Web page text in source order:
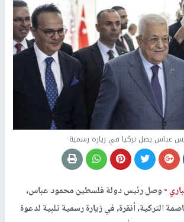
عباس يصل تركيا في زيارة رسمية
-وصل رئيس دولة فلسطين محمود عباس،
التركية، أنقرة، في زيارة رسمية تلبية لدعوة